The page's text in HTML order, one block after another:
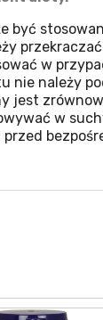
być
w
nie należy
jest
w
przed